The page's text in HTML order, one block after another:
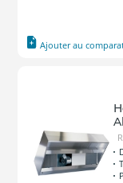
Ajouter au